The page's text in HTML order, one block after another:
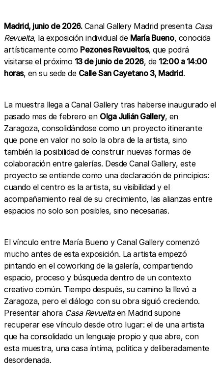
Madrid, junio de 2026.Canal Gallery Madrid presenta Casa
Revuelta, la exposición individual de María Bueno, conocida
artísticamente como Pezones Revueltos, que podrá
visitarse el próximo 13 de junio de 2026, de 12:00 a 14:00
horas, en su sede de Calle San Cayetano 3, Madrid.
La muestra llega a Canal Gallery tras haberse inaugurado el
pasado mes de febrero en Olga Julián Gallery, en
Zaragoza, consolidándose como un proyecto itinerante
que pone en valor no solo la obra de la artista, sino
también la posibilidad de construir nuevas formas de
colaboración entre galerías. Desde Canal Gallery, este
proyecto se entiende como una declaración de principios:
cuando el centro es la artista, su visibilidad y el
acompañamiento real de su crecimiento, las alianzas entre
espacios no solo son posibles, sino necesarias.
El vínculo entre María Bueno y Canal Gallery comenzó
mucho antes de esta exposición. La artista empezó
pintando en el coworking de la galería, compartiendo
espacio, proceso y búsqueda dentro de un contexto
creativo común. Tiempo después, su camino la llevó a
Zaragoza, pero el diálogo con su obra siguió creciendo.
Presentar ahora Casa Revueltaen Madrid supone
recuperar ese vínculo desde otro lugar: el de una artista
que ha consolidado un lenguaje propio y que abre, con
esta muestra, una casa íntima, política y deliberadamente
desordenada.